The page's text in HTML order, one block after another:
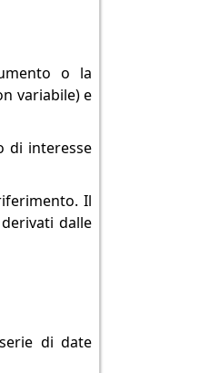
o la
variabile) e
di interesse
Il
dalle
di date